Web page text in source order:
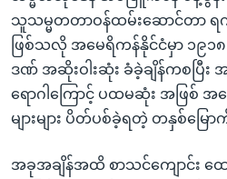
သူသမ္မတတာဝန်ထမ်းဆောင်တာ ရက်
ဖြစ်သလို အမေရိကန်နိုင်ငံမှာ ၁၉၁
ဒဏ် အဆိုးဝါးဆုံး ခံခဲ့ချိန်ကစပြီး
ရောဂါကြောင့် ပထမဆုံး အဖြစ် အ
များများ ပိတ်ပစ်ခဲ့ရတဲ့ တနှစ်မြေ
အခုအချိန်အထိ စာသင်ကျောင်း ထော